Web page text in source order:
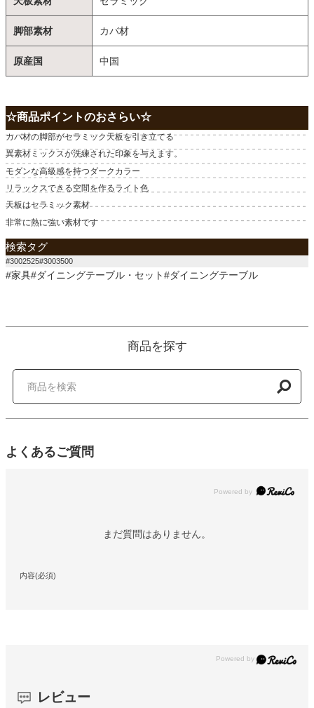
脚部素材 カバ材
原産国 中国
☆商品ポイントのおさらい☆
カバ材の脚部がセラミック天板を引き立てる
異素材ミックスが洗練された印象を与えます。
モダンな高級感を持つダークカラー
リラックスできる空間を作るライト色
天板はセラミック素材
非常に熱に強い素材です
検索タグ
#3002525#3003500
#家具#ダイニングテーブル・セット#ダイニングテーブル
商品を探す
よくあるご質問
Powered by
まだ質問はありません。
内容(必須)
レビュー